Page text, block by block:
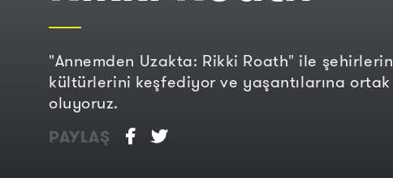
"Annemden Uzakta: Rikki Roath" ile şehirlerin
kültürlerini keşfediyor ve yaşantılarına ortak
oluyoruz.
PAYLAŞ